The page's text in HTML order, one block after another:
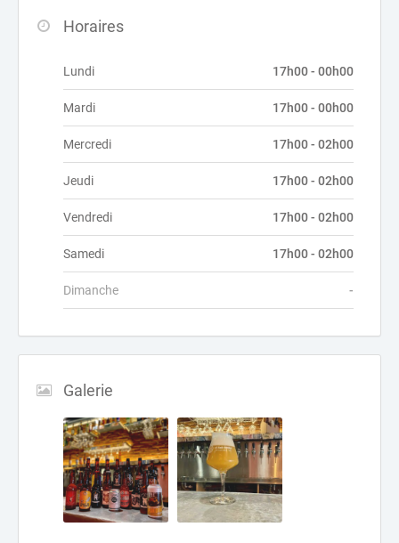
Horaires
Lundi 17h00 - 00h00
Mardi 17h00 - 00h00
Mercredi 17h00 - 02h00
Jeudi 17h00 - 02h00
Vendredi 17h00 - 02h00
Samedi 17h00 - 02h00
Dimanche -
Galerie